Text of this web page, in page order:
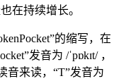
在持续增长。
的缩写，在
发音为 /ˈpɒkɪt/ ，
音来读，“T”发音为